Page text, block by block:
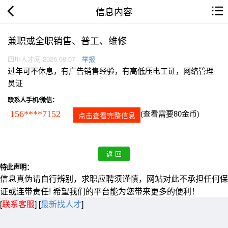
信息内容
兼职或全职销售、普工、维修
四川人才网 2026.08.07 举报
过年可不休息，有广告销售经验，有高低压电工证，网络管理
员证
联系人手机/微信：
156****7152 点击查看完整信息 (查看需要80金币)
特此声明：
信息真伪请自行辨别，求职应聘须谨慎，网站对此不承担任何保
证或连带责任! 希望我们的平台能为您带来更多的便利！
[联系客服] [最新找人才]